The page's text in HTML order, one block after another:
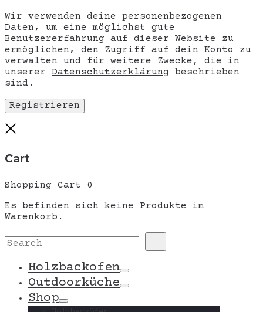
Wir verwenden deine personenbezogenen
Daten, um eine möglichst gute
Benutzererfahrung auf dieser Website zu
ermöglichen, den Zugriff auf dein Konto zu
verwalten und für weitere Zwecke, die in
unserer Datenschutzerklärung beschrieben
sind.
Registrieren
Cart
Shopping Cart 0
Es befinden sich keine Produkte im
Warenkorb.
Search
for:
Holzbackofen Toggle
Outdoorküche Toggle
Shop Toggle